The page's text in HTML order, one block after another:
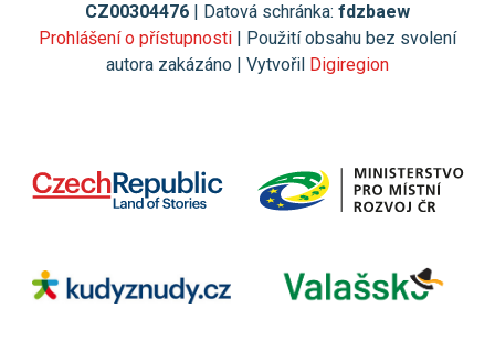
CZ00304476 | Datová schránka: fdzbaew
Prohlášení o přístupnosti | Použití obsahu bez svolení
autora zakázáno | Vytvořil Digiregion